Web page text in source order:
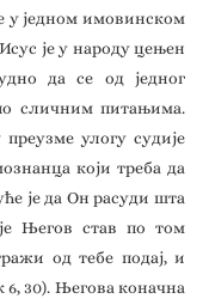
у једном имовинском
је у народу цењен
да се од једног
сличним питањима.
улогу судије
који треба да
је да Он расуди шта
Његов став по том
од тебе подај, и
6, 30). Његова коначна